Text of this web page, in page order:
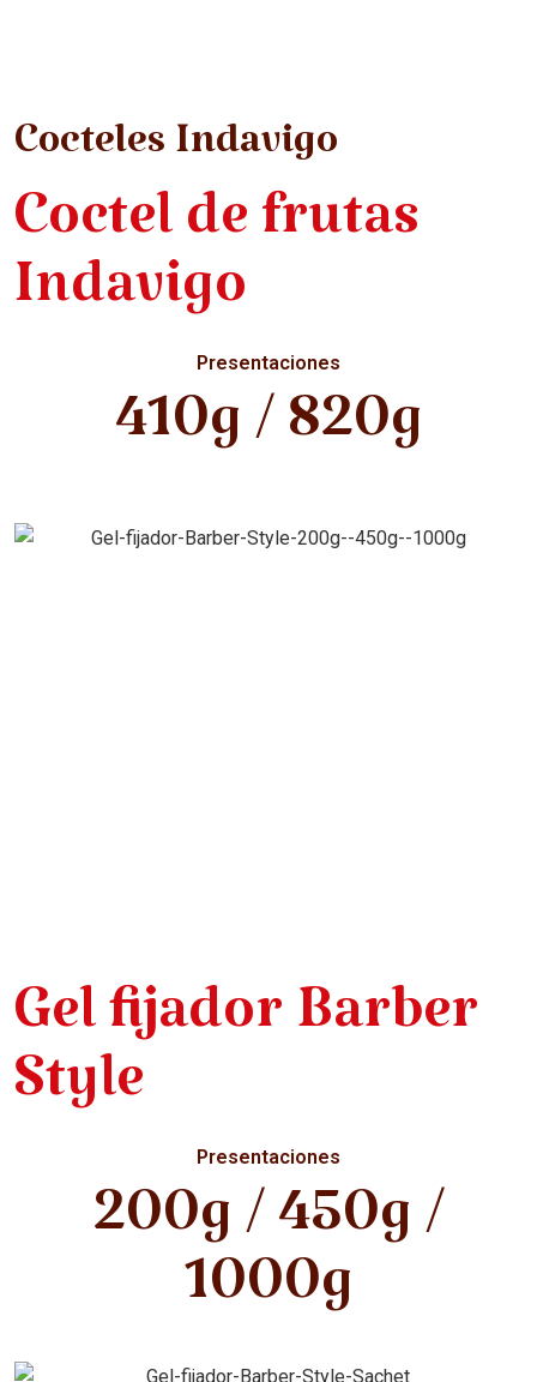
Cocteles Indavigo
Coctel de frutas
Indavigo
Presentaciones
410g / 820g
Gel fijador Barber
Style
Presentaciones
200g / 450g /
1000g